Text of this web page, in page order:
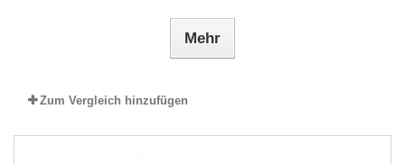
Mehr
Zum Vergleich hinzufügen